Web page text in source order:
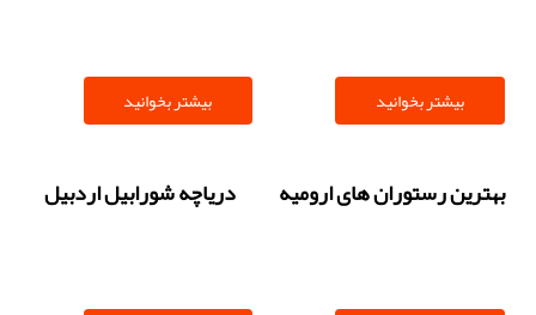
بیشتر بخوانید بیشتر بخوانید
بهترین رستوران های ارومیه دریاچه شورابیل اردبیل